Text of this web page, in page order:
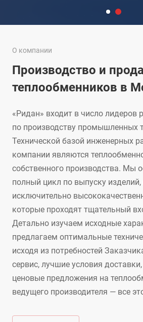
О компании
Производство и
теплообменников в
«Ридан» входит в число лидеров
по производству промышленных
Технической базой инженерных
компании являются
собственного производства. Мы
полный цикл по выпуску
исключительно
которые проходят тщательный
Детально изучаем исходные
предлагаем оптимальные
исходя из потребностей
сервис, лучшие условия
ценовые предложения на
ведущего производителя — все